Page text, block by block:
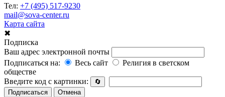
Тел: +7 (495) 517-9230
mail@sova-center.ru
Карта сайта
✖
Подписка
Ваш адрес электронной почты
Подписаться на:
Весь сайт
Религия в светском
обществе
Введите код с картинки:
🔄
Подписаться
Отмена